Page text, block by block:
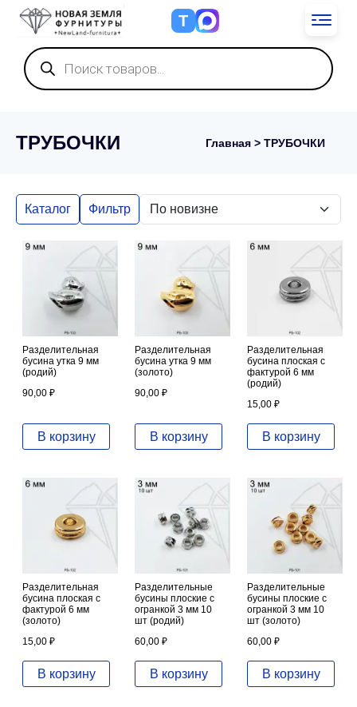
Т
Поиск
товаров
Главная > ТРУБОЧКИ
ТРУБОЧКИ
Каталог Фильтр
Разделительная
бусина утка 9 мм
(родий)
90,00 ₽
В корзину
Разделительная
бусина утка 9 мм
(золото)
90,00 ₽
В корзину
Разделительная
бусина плоская с
фактурой 6 мм
(родий)
15,00 ₽
В корзину
Разделительная
бусина плоская с
фактурой 6 мм
(золото)
15,00 ₽
В корзину
Разделительные
бусины плоские с
огранкой 3 мм 10
шт (родий)
60,00 ₽
В корзину
Разделительные
бусины плоские с
огранкой 3 мм 10
шт (золото)
60,00 ₽
В корзину